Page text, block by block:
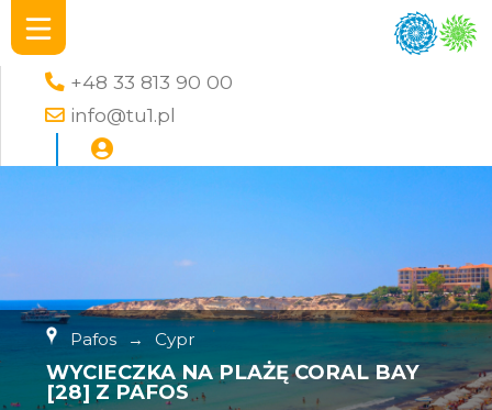
+48 33 813 90 00
info@tu1.pl
Pafos → Cypr
WYCIECZKA NA PLAŻĘ CORAL BAY
[28] Z PAFOS